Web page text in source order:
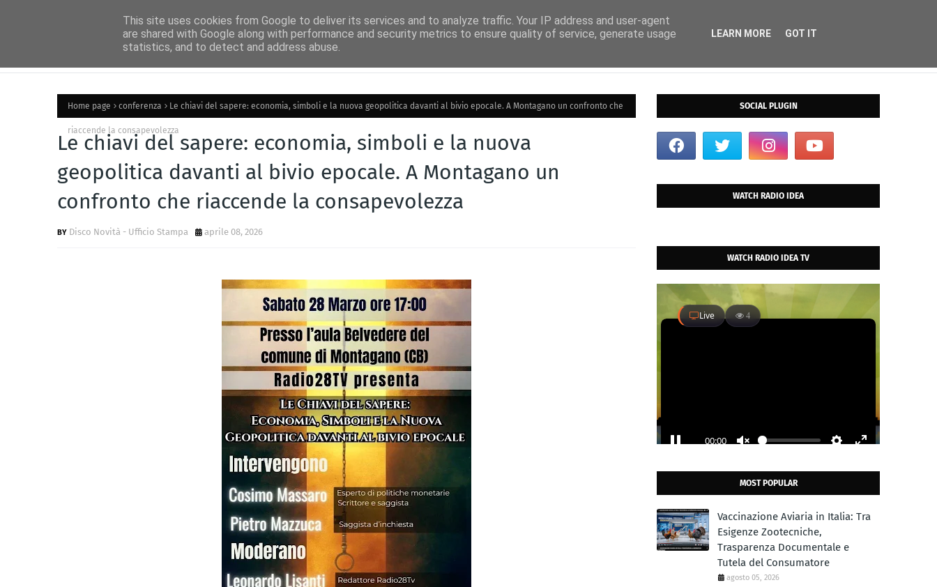
Home page conferenza Le chiavi del sapere: economia, simboli e la nuova geopolitica davanti al bivio epocale. A Montagano un confronto che
riaccende la consapevolezza
Le chiavi del sapere: economia, simboli e la nuova
geopolitica davanti al bivio epocale. A Montagano un
confronto che riaccende la consapevolezza
Disco Novità - Ufficio Stampa aprile 08, 2026
SOCIAL PLUGIN
WATCH RADIO IDEA
WATCH RADIO IDEA TV
MOST POPULAR
Vaccinazione Aviaria in Italia: Tra
Esigenze Zootecniche,
Trasparenza Documentale e
Tutela del Consumatore
agosto 05, 2026
This site uses cookies from Google to deliver its services and to analyze traffic. Your IP address and user-agent
are shared with Google along with performance and security metrics to ensure quality of service, generate usage
statistics, and to detect and address abuse.
LEARN MORE GOT IT